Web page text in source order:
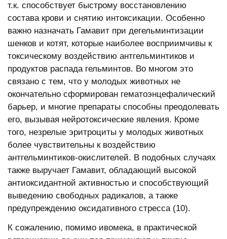
т.к. способствует быстрому восстановлению
состава крови и снятию интоксикации. Особенно
важно назначать Гамавит при дегельминтизации
шенков и котят, которые наиболее восприимчивы к
токсическому воздействию антгельминтиков и
продуктов распада гельминтов. Во многом это
связано с тем, что у молодых животных не
окончательно сформирован гематоэнцефалический
барьер, и многие препараты способны преодолевать
его, вызывая нейротоксические явления. Кроме
того, незрелые эритроциты у молодых животных
более чувствительны к воздействию
антгельминтиков-окислителей. В подобных случаях
также выручает Гамавит, обладающий высокой
антиоксидантной активностью и способствующий
выведению свободных радикалов, а также
предупреждению оксидативного стресса (10).
К сожалению, помимо ивомека, в практической